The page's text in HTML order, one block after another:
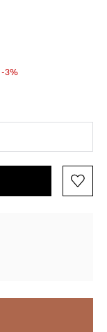
-3%